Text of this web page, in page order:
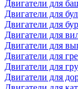
Двигатели для
Двигатели для
Двигатели для
Двигатели для
Двигатели для
Двигатели для
Двигатели для
Двигатели для